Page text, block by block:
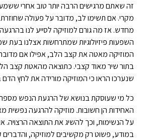
זה שאתם מרגישים הרבה יותר טוב אחרי
מקרי. אם תשימו לב, מדובר על פעולה
מחדש. אז מה גורם למוזיקה לסייע לנו
השפעות פיזיולוגיות שמתרחשות אצלנו בעת
המוזיקה מאטה את קצב הלב, אפילו אם מדובר
בתור שיר מאוד קצבי. כתוצאה מהאטת קצב
שנערכו הראו כי המוזיקה מורידה את לחץ הדם
כל מי שעוסקת בנושא של הרגעת הנפש
האחידות הן חשובות. מוזיקה להרגעה
על הנשימות, וכך להשיג את התוצאה הרצויה.
במודע, פשוט רק מקשיבים למוזיקה, והדברים